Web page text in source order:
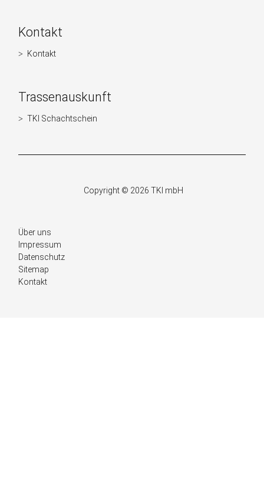
Kontakt
Navigation
Kontakt
Trassenauskunft
Navigation
TKI Schachtschein
Copyright © 2026 TKI mbH
Navigation
überspringen
Über uns
Impressum
Datenschutz
Sitemap
Kontakt